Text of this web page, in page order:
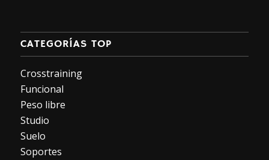
CATEGORÍAS TOP
Crosstraining
Funcional
Peso libre
Studio
Suelo
Soportes